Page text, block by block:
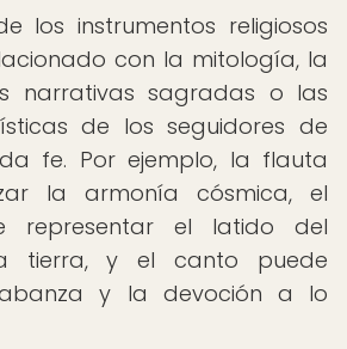
los instrumentos religiosos
con la mitología, la
narrativas sagradas o las
de los seguidores de
fe. Por ejemplo, la flauta
la armonía cósmica, el
representar el latido del
tierra, y el canto puede
y la devoción a lo